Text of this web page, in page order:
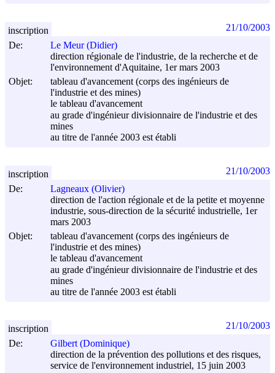
De:
Le Meur (Didier)
direction régionale de l'industrie, de la recherche et de
l'environnement d'Aquitaine, 1er mars 2003
Objet:
tableau d'avancement (corps des ingénieurs de
l'industrie et des mines)
le tableau d'avancement
au grade d'ingénieur divisionnaire de l'industrie et des
mines
au titre de l'année 2003 est établi
inscription 21/10/2003
De:
Lagneaux (Olivier)
direction de l'action régionale et de la petite et moyenne
industrie, sous-direction de la sécurité industrielle, 1er
mars 2003
Objet:
tableau d'avancement (corps des ingénieurs de
l'industrie et des mines)
le tableau d'avancement
au grade d'ingénieur divisionnaire de l'industrie et des
mines
au titre de l'année 2003 est établi
inscription 21/10/2003
De:
Gilbert (Dominique)
direction de la prévention des pollutions et des risques,
service de l'environnement industriel, 15 juin 2003
inscription 21/10/2003